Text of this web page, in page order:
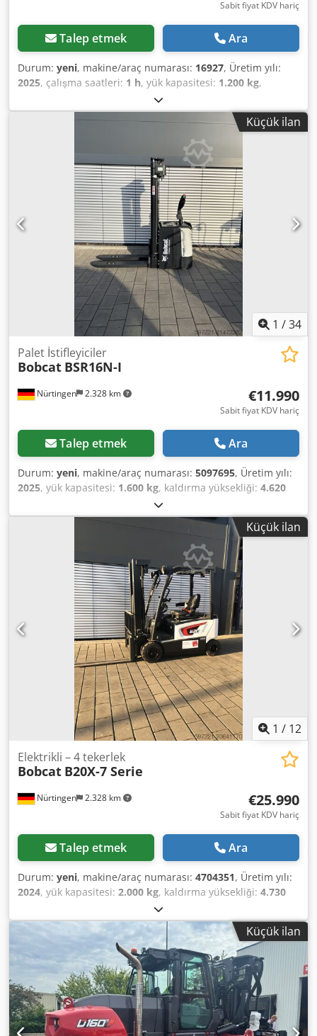
Sabit fiyat KDV hariç
Talep etmek Ara
Durum: yeni, makine/araç numarası: 16927, Üretim yılı:
2025, çalışma saatleri: 1 h, yük kapasitesi: 1.200 kg,
3.620 mm, yük merkezi:
türü:elektrikli, direk tipi:simpleks, inşaat yüksekliği:
, çatalların uzunluğu:1.150
, 5108763 Credpfxeyv S Rme Ah
Ejf Seri Numarası: OBWNL-003130 Akü Özellikleri: 24V
Küçük ilan
1 /34
Nürtingen 2.328 km
Palet İstifleyiciler
Bobcat BSR16N-I
€11.990
Sabit fiyat KDV hariç
Talep etmek Ara
Durum: yeni, makine/araç numarası: 5097695, Üretim yılı:
2025, yük kapasitesi: 1.600 kg, kaldırma yüksekliği: 4.620
1.400 mm
yakıt türü:elektrikli, direk tipi:triplex, inşaat yüksekliği:
, çatalların uzunluğu:
, 5097695 Seri
Numarası: OBWNQ-00000 Cedpfxjytld Ts Ah Eorf Akü
Özellikleri: 25,6V 150Ah
Küçük ilan
1 / 12
Nürtingen 2.328 km
Elektrikli – 4 tekerlek
Bobcat B20X-7 Serie
€25.990
Sabit fiyat KDV hariç
Talep etmek Ara
Durum: yeni, makine/araç numarası: 4704351, Üretim yılı:
2024, yük kapasitesi: 2.000 kg, kaldırma yüksekliği: 4.730
1.000 mm
yakıt türü:elektrikli, direk tipi:triplex, inşaat yüksekliği:
2.230 mm, çatalların uzunluğu: 1.200 mm, motor tipi:
Elektrikli, üretici: Bobcat Crjdoxz Spwspfx Ah Ejf
Küçük ilan